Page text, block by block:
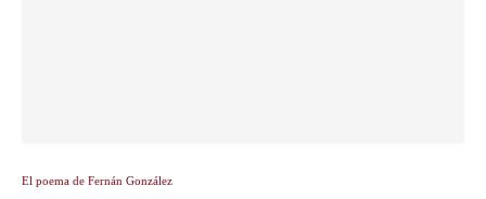
El poema de Fernán González